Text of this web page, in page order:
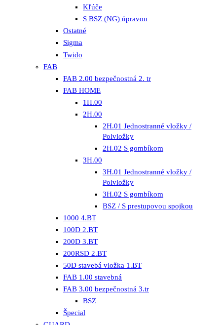
Kľúče
S BSZ (NG) úpravou
Ostatné
Sigma
Twido
FAB
FAB 2.00 bezpečnostná 2. tr
FAB HOME
1H.00
2H.00
2H.01 Jednostranné vložky /
Polvložky
2H.02 S gombíkom
3H.00
3H.01 Jednostranné vložky /
Polvložky
3H.02 S gombíkom
BSZ / S prestupovou spojkou
1000 4.BT
100D 2.BT
200D 3.BT
200RSD 2.BT
50D stavebá vložka 1.BT
FAB 1.00 stavebná
FAB 3.00 bezpečnostná 3.tr
BSZ
Špecial